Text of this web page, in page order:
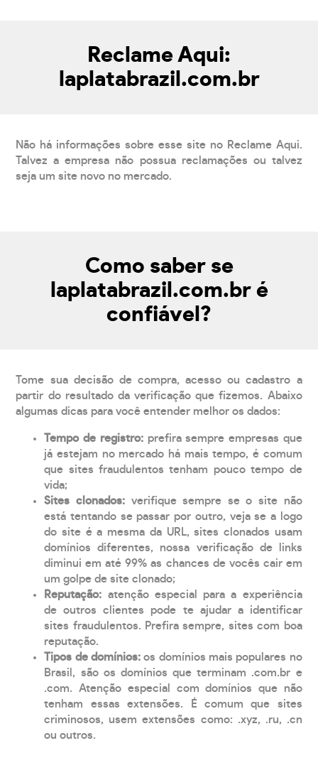
Reclame Aqui:
laplatabrazil.com.br
Não há informações sobre esse site no Reclame Aqui.
Talvez a empresa não possua reclamações ou talvez
seja um site novo no mercado.
Como saber se
laplatabrazil.com.br é
confiável?
Tome sua decisão de compra, acesso ou cadastro a
partir do resultado da verificação que fizemos. Abaixo
algumas dicas para você entender melhor os dados:
Tempo de registro: prefira sempre empresas que
já estejam no mercado há mais tempo, é comum
que sites fraudulentos tenham pouco tempo de
vida;
Sites clonados: verifique sempre se o site não
está tentando se passar por outro, veja se a logo
do site é a mesma da URL, sites clonados usam
domínios diferentes, nossa verificação de links
diminui em até 99% as chances de vocês cair em
um golpe de site clonado;
Reputação: atenção especial para a experiência
de outros clientes pode te ajudar a identificar
sites fraudulentos. Prefira sempre, sites com boa
reputação.
Tipos de domínios:os domínios mais populares no
Brasil, são os domínios que terminam .com.br e
.com. Atenção especial com domínios que não
tenham essas extensões. É comum que sites
criminosos, usem extensões como: .xyz, .ru, .cn
ou outros.